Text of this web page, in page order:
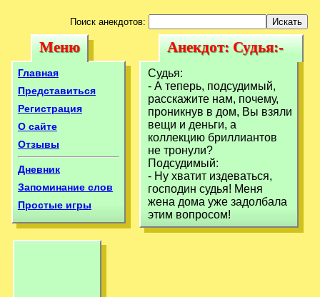
Поиск анекдотов:
Меню
Меню
Главная
Представиться
Регистрация
О сайте
Отзывы
Дневник
Запоминание слов
Простые игры
Анекдот: Судья:-
А теперь,
подсудимый,
расскажите нам,
Анекдот: Судья:-
А теперь,
подсудимый,
расскажите нам,
Судья:
- А теперь, подсудимый,
расскажите нам, почему,
проникнув в дом, Вы взяли
вещи и деньги, а
коллекцию бриллиантов
не тронули?
Подсудимый:
- Ну хватит издеваться,
господин судья! Меня
жена дома уже задолбала
этим вопросом!